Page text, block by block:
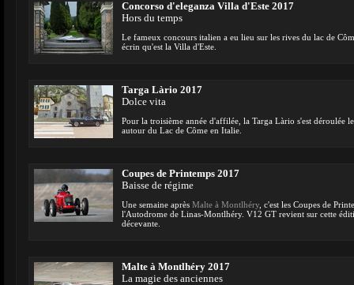
Concorso d'eleganza Villa d'Este 2017
Hors du temps
Le fameux concours italien a eu lieu sur les rives du lac de
écrin qu'est la Villa d'Este.
Targa Làrio 2017
Dolce vita
Pour la troisième année d'affilée, la Targa Làrio s'est déroulée
autour du Lac de Côme en Italie.
Coupes de Printemps 2017
Baisse de régime
Une semaine après Malte à Montlhéry , c'est les Coupes de
l'Autodrome de Linas-Montlhéry. V12 GT revient sur cette
décevante.
Malte à Montlhéry 2017
La magie des anciennes